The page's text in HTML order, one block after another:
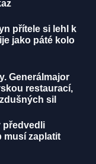
přítele si lehl k
jako páté kolo
Generálmajor
restaurací,
sil
předvedli
musí zaplatit